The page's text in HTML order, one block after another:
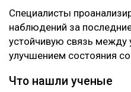
Специалисты
наблюдений за
устойчивую связь между
улучшением состояния
Что нашли ученые